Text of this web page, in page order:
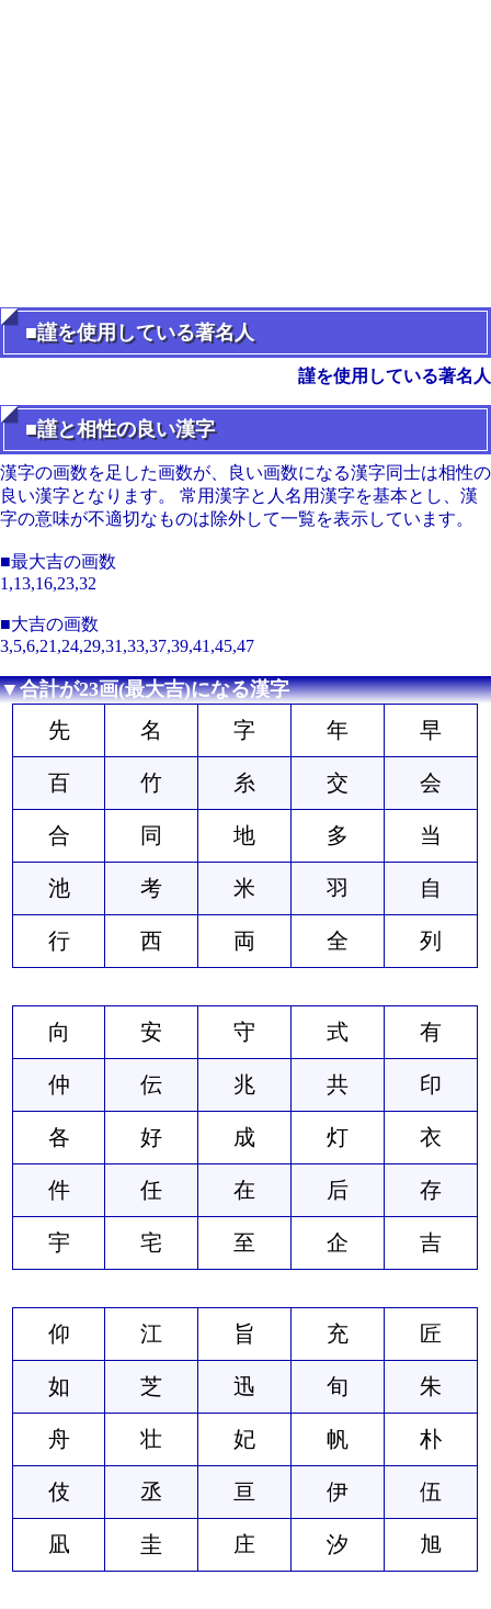
■謹を使用している著名人
謹を使用している著名人
■謹と相性の良い漢字
漢字の画数を足した画数が、良い画数になる漢字同士は相性の
良い漢字となります。 常用漢字と人名用漢字を基本とし、漢
字の意味が不適切なものは除外して一覧を表示しています。
■最大吉の画数
1,13,16,23,32
■大吉の画数
3,5,6,21,24,29,31,33,37,39,41,45,47
▼合計が23画(最大吉)になる漢字
先 名 字 年 早
百 竹 糸 交 会
合 同 地 多 当
池 考 米 羽 自
行 西 両 全 列
向 安 守 式 有
仲 伝 兆 共 印
各 好 成 灯 衣
件 任 在 后 存
宇 宅 至 企 吉
仰 江 旨 充 匠
如 芝 迅 旬 朱
舟 壮 妃 帆 朴
伎 丞 亘 伊 伍
凪 圭 庄 汐 旭